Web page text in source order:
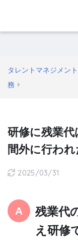
タレントマネジメン
務
研修に残業
間外に行わ
2025/03/31
残業代
え研修